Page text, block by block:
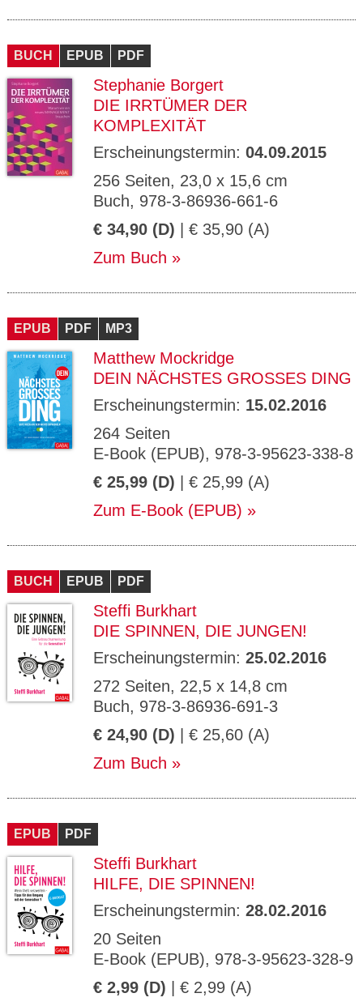
BUCH EPUB PDF
Stephanie Borgert
DIE IRRTÜMER DER
KOMPLEXITÄT
Erscheinungstermin: 04.09.2015
256 Seiten, 23,0 x 15,6 cm
Buch, 978-3-86936-661-6
€ 34,90 (D) | € 35,90 (A)
Zum Buch
EPUB PDF MP3
Matthew Mockridge
DEIN NÄCHSTES GROSSES DING
Erscheinungstermin: 15.02.2016
264 Seiten
E-Book (EPUB), 978-3-95623-338-8
€ 25,99 (D) | € 25,99 (A)
Zum E-Book (EPUB)
BUCH EPUB PDF
Steffi Burkhart
DIE SPINNEN, DIE JUNGEN!
Erscheinungstermin: 25.02.2016
272 Seiten, 22,5 x 14,8 cm
Buch, 978-3-86936-691-3
€ 24,90 (D) | € 25,60 (A)
Zum Buch
EPUB PDF
Steffi Burkhart
HILFE, DIE SPINNEN!
Erscheinungstermin: 28.02.2016
20 Seiten
E-Book (EPUB), 978-3-95623-328-9
€ 2,99 (D) | € 2,99 (A)